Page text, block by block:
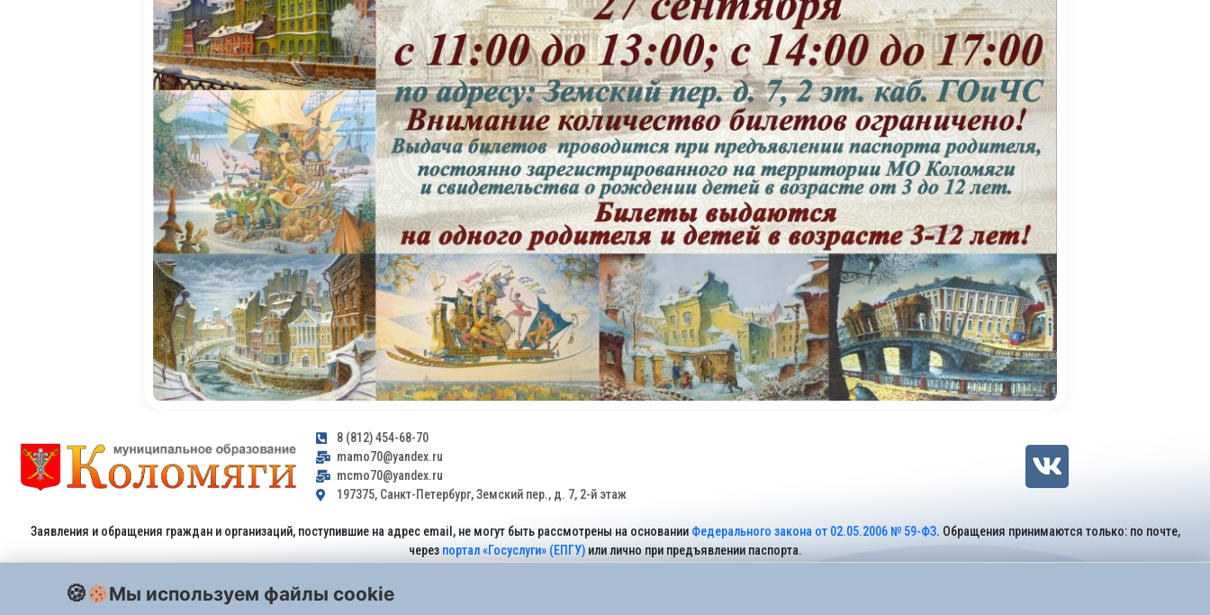
8 (812) 454-68-70
mamo70@yandex.ru
mcmo70@yandex.ru
197375, Санкт-Петербург, Земский пер., д. 7, 2-й этаж
Заявления и обращения граждан и организаций, поступившие на адрес email, не могут быть рассмотрены на основании Федерального закона от 02.05.2006 № 59-ФЗ. Обращения принимаются только: по почте,
через портал «Госуслуги» (ЕПГУ)или лично при предъявлении паспорта.
Мы используем файлы cookie